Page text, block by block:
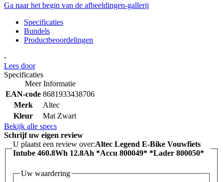
Ga naar het begin van de afbeeldingen-gallerij
Specificaties
Bundels
Productbeoordelingen
-
Lees door
Specificaties
Meer Informatie
EAN-code 8681933438706
Merk
Altec
Kleur
Mat Zwart
Bekijk alle specs
Schrijf uw eigen review
U plaatst een review over:Altec Legend E-Bike Vouwfiets
Intube 460.8Wh 12.8Ah *Accu 800049* *Lader 800050*
Uw waardering